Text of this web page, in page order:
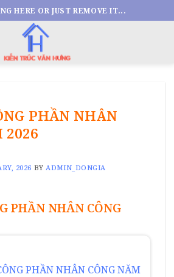
HERE OR JUST REMOVE IT...
PHẦN NHÂN
2026
2026 BY ADMIN_DONGIA
PHẦN NHÂN CÔNG
PHẦN NHÂN CÔNG NĂM